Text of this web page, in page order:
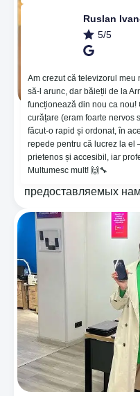
Ruslan
5/5
Am crezut că televizorul meu
să-l arunc, dar băieții de la
funcționează din nou ca nou!
curățare (eram foarte nervos
făcut-o rapid și ordonat, în
repede pentru că lucrez la
prietenos și accesibil, iar
Multumesc mult! 🙌🔧
🔥Нанесение пленки
гидрогеля, который
восстанавливает
предоставляем
берем на себя
предоставляемых